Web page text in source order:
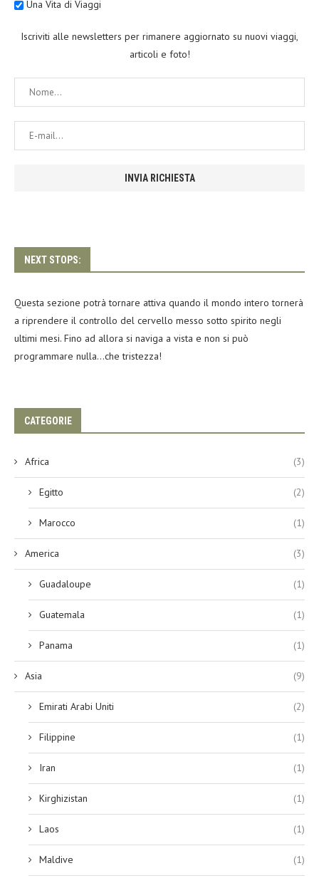
Una Vita di Viaggi
Iscriviti alle newsletters per rimanere aggiornato su nuovi viaggi,
articoli e foto!
NEXT STOPS:
Questa sezione potrà tornare attiva quando il mondo intero tornerà
a riprendere il controllo del cervello messo sotto spirito negli
ultimi mesi. Fino ad allora si naviga a vista e non si può
programmare nulla…che tristezza!
CATEGORIE
Africa (3)
Egitto (2)
Marocco (1)
America (3)
Guadaloupe (1)
Guatemala (1)
Panama (1)
Asia (9)
Emirati Arabi Uniti (2)
Filippine (1)
Iran (1)
Kirghizistan (1)
Laos (1)
Maldive (1)